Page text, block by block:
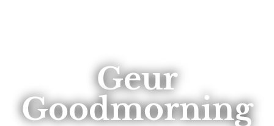
Geur
Goodmorning